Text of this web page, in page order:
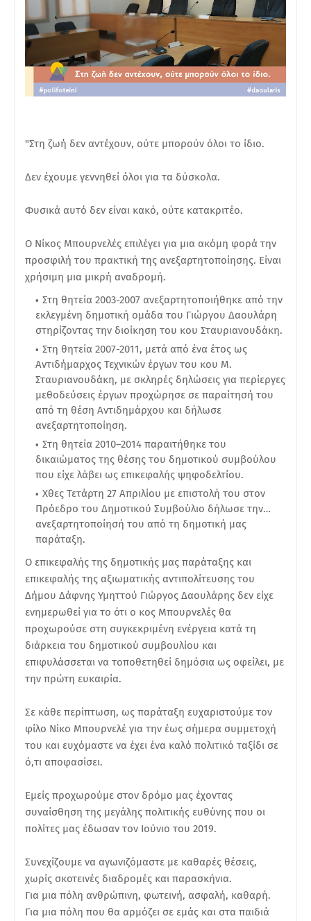
"Στη ζωή δεν αντέχουν, ούτε μπορούν όλοι το ίδιο.
Δεν έχουμε γεννηθεί όλοι για τα δύσκολα.
Φυσικά αυτό δεν είναι κακό, ούτε κατακριτέο.
Ο Νίκος Μπουρνελές επιλέγει για μια ακόμη φορά την
προσφιλή του πρακτική της ανεξαρτητοποίησης. Είναι
χρήσιμη μια μικρή αναδρομή.
Στη θητεία 2003-2007 ανεξαρτητοποιήθηκε από την
εκλεγμένη δημοτική ομάδα του Γιώργου Δαουλάρη
στηρίζοντας την διοίκηση του κου Σταυριανουδάκη.
Στη θητεία 2007-2011, μετά από ένα έτος ως
Αντιδήμαρχος Τεχνικών έργων του κου Μ.
Σταυριανουδάκη, με σκληρές δηλώσεις για περίεργες
μεθοδεύσεις έργων προχώρησε σε παραίτησή του
από τη θέση Αντιδημάρχου και δήλωσε
ανεξαρτητοποίηση.
Στη θητεία 2010–2014 παραιτήθηκε του
δικαιώματος της θέσης του δημοτικού συμβούλου
που είχε λάβει ως επικεφαλής ψηφοδελτίου.
Χθες Τετάρτη 27 Απριλίου με επιστολή του στον
Πρόεδρο του Δημοτικού Συμβούλιο δήλωσε την…
ανεξαρτητοποίησή του από τη δημοτική μας
παράταξη.
Ο επικεφαλής της δημοτικής μας παράταξης και
επικεφαλής της αξιωματικής αντιπολίτευσης του
Δήμου Δάφνης Υμηττού Γιώργος Δαουλάρης δεν είχε
ενημερωθεί για το ότι ο κος Μπουρνελές θα
προχωρούσε στη συγκεκριμένη ενέργεια κατά τη
διάρκεια του δημοτικού συμβουλίου και
επιφυλάσσεται να τοποθετηθεί δημόσια ως οφείλει, με
την πρώτη ευκαιρία.
Σε κάθε περίπτωση, ως παράταξη ευχαριστούμε τον
φίλο Νίκο Μπουρνελέ για την έως σήμερα συμμετοχή
του και ευχόμαστε να έχει ένα καλό πολιτικό ταξίδι σε
ό,τι αποφασίσει.
Εμείς προχωρούμε στον δρόμο μας έχοντας
συναίσθηση της μεγάλης πολιτικής ευθύνης που οι
πολίτες μας έδωσαν τον Ιούνιο του 2019.
Συνεχίζουμε να αγωνιζόμαστε με καθαρές θέσεις,
χωρίς σκοτεινές διαδρομές και παρασκήνια.
Για μια πόλη ανθρώπινη, φωτεινή, ασφαλή, καθαρή.
Για μια πόλη που θα αρμόζει σε εμάς και στα παιδιά